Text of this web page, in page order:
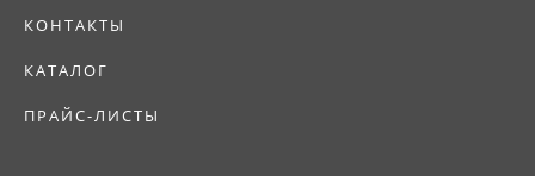
КОНТАКТЫ
КАТАЛОГ
ПРАЙС-ЛИСТЫ